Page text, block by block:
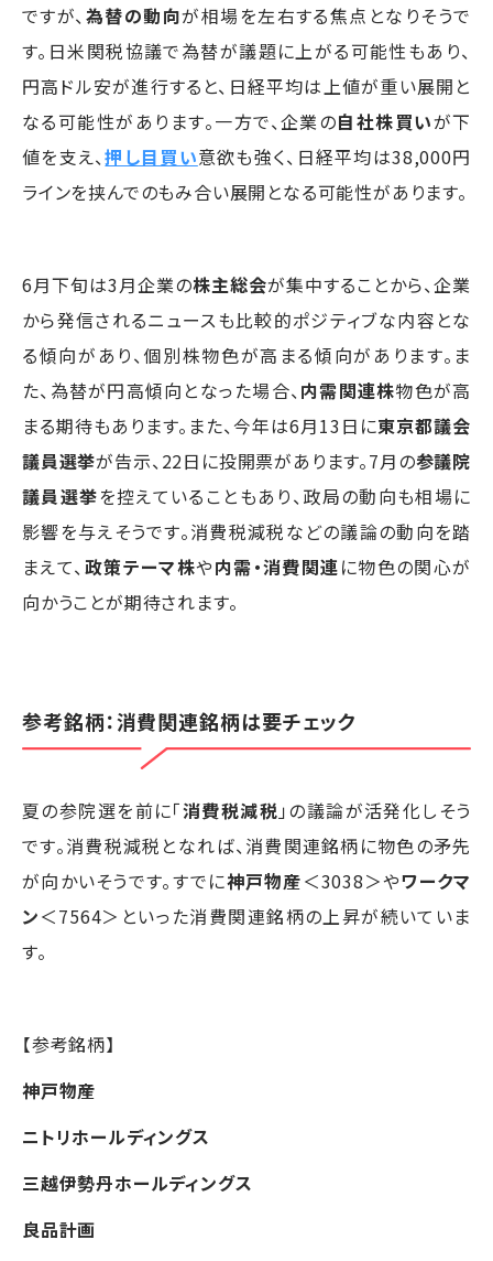
ですが、 為替の動向が相場を左右する焦点となりそうで
す。日米関税協議で為替が議題に上がる可能性もあり、
円高ドル安が進行すると、日経平均は上値が重い展開と
なる可能性があります。一方で、企業の自社株買いが下
値を支え、押し目買い意欲も強く、日経平均は38,000円
ラインを挟んでのもみ合い展開となる可能性があります。
6月下旬は3月企業の株主総会が集中することから、企業
から発信されるニュースも比較的ポジティブな内容とな
る傾向があり、個別株物色が高まる傾向があります。ま
た、為替が円高傾向となった場合、 内需関連株物色が高
まる期待もあります。また、今年は6月13日に東京都議会
議員選挙が告示、22日に投開票があります。7月の参議院
議員選挙を控えていることもあり、政局の動向も相場に
影響を与えそうです。消費税減税などの議論の動向を踏
まえて、 政策テーマ株や内需・消費関連に物色の関心が
向かうことが期待されます。
参考銘柄：消費関連銘柄は要チェック
夏の参院選を前に「消費税減税 」の議論が活発化しそう
です。消費税減税となれば、消費関連銘柄に物色の矛先
が向かいそうです。すでに神戸物産＜3038＞やワークマ
ン＜7564＞といった消費関連銘柄の上昇が続いていま
す。
【参考銘柄】
神戸物産
ニトリホールディングス
三越伊勢丹ホールディングス
良品計画